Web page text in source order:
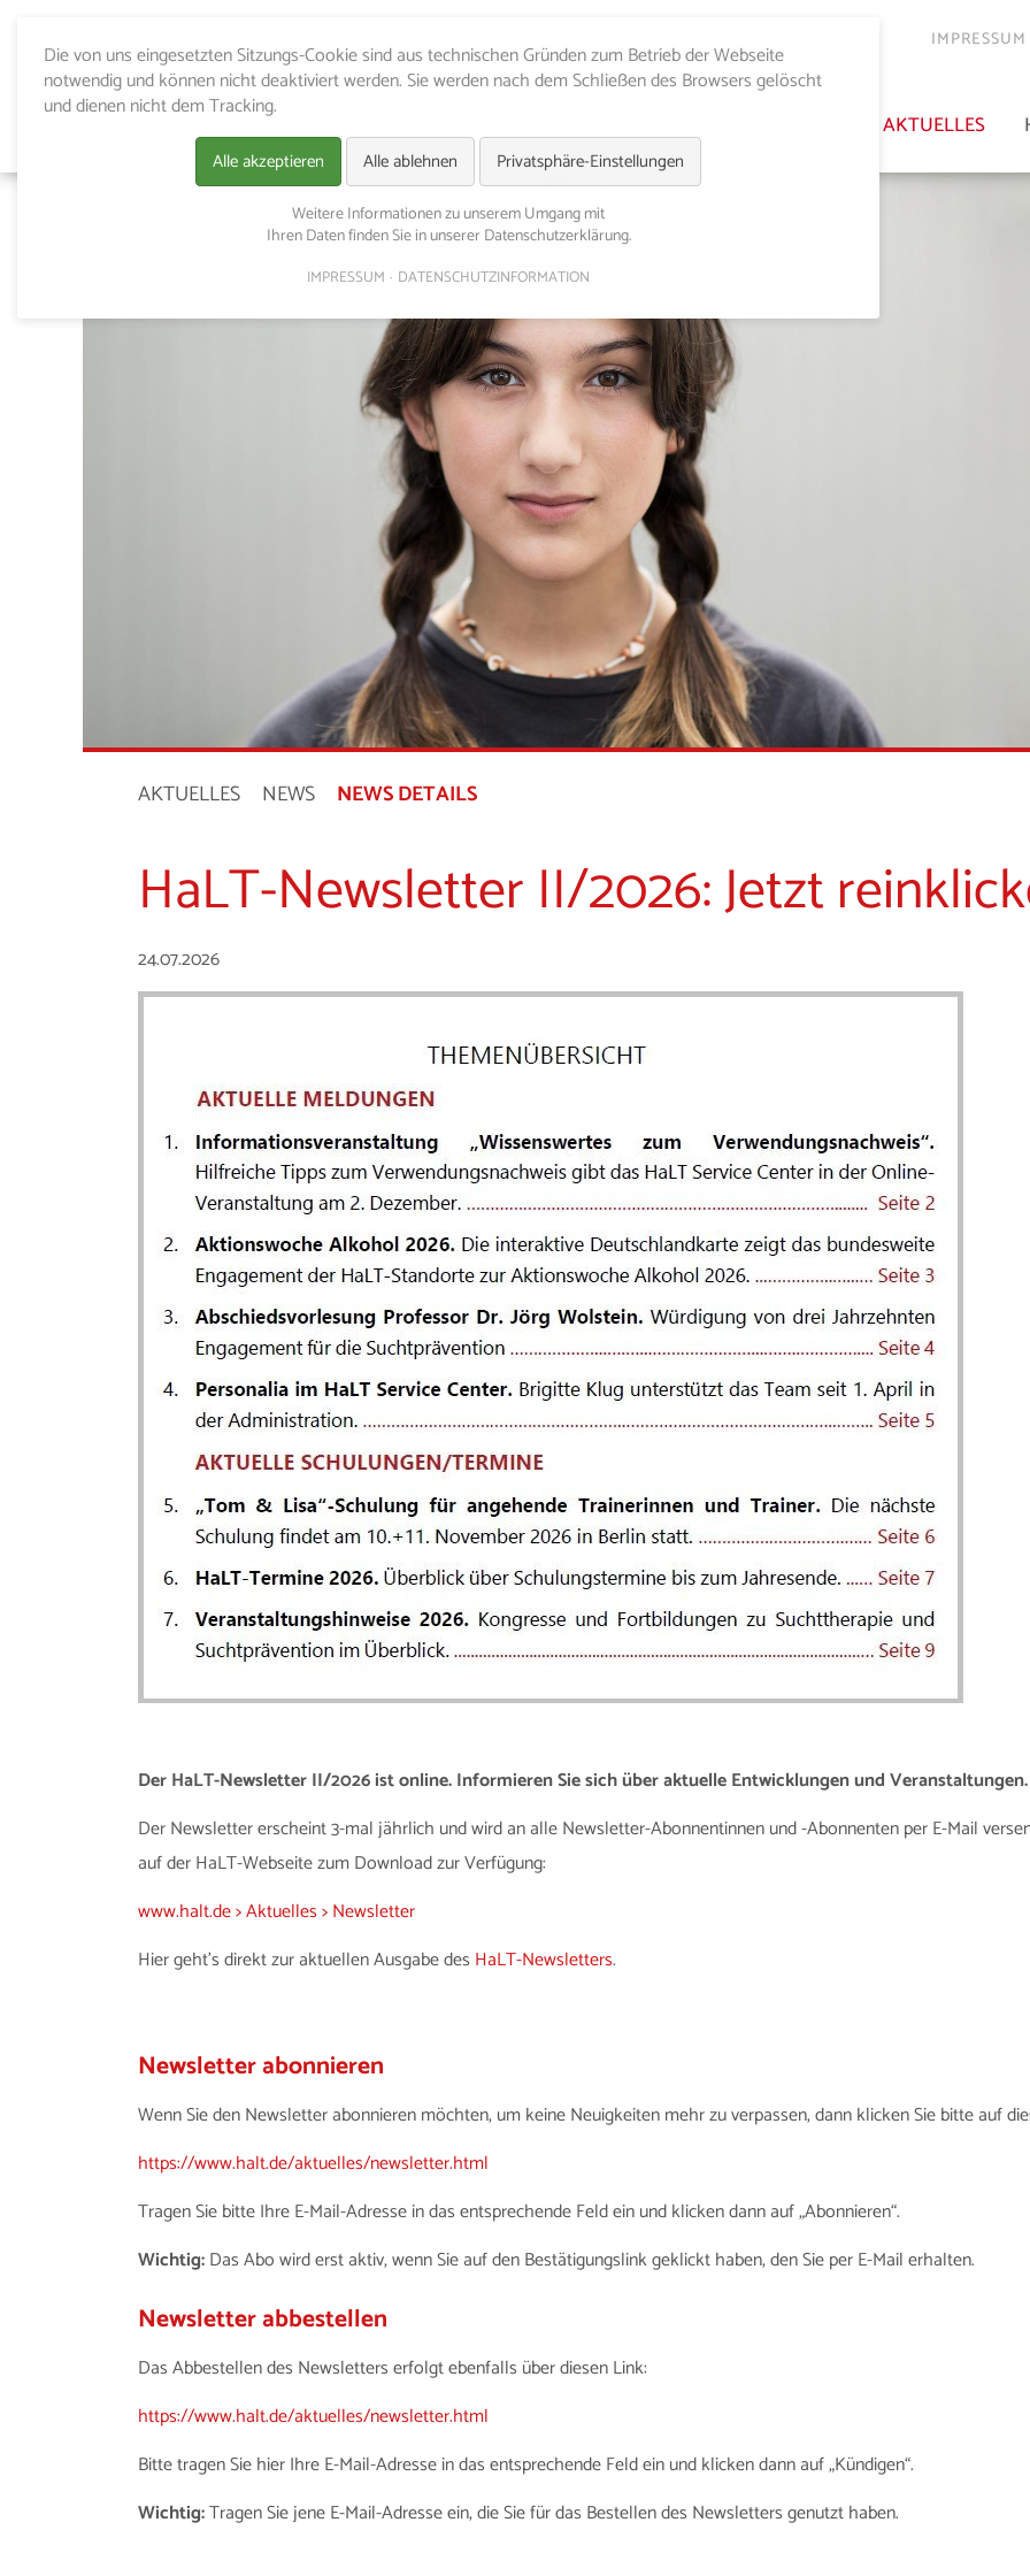
IMPRESSUM
AKTUELLES
AKTUELLES NEWS NEWS DETAILS
HaLT-Newsletter II/2026: Jetzt
24.07.2026
Der HaLT-Newsletter II/2026 ist online. Informieren Sie sich über aktuelle Entwicklungen und Veranstaltungen.
Der Newsletter erscheint 3-mal jährlich und wird an alle Newsletter-Abonnentinnen und -Abonnenten per E-Mail
auf der HaLT-Webseite zum Download zur Verfügung:
www.halt.de > Aktuelles > Newsletter
Hier geht's direkt zur aktuellen Ausgabe des HaLT-Newsletters.
Newsletter abonnieren
Wenn Sie den Newsletter abonnieren möchten, um keine Neuigkeiten mehr zu verpassen, dann klicken Sie bitte auf
https://www.halt.de/aktuelles/newsletter.html
Tragen Sie bitte Ihre E-Mail-Adresse in das entsprechende Feld ein und klicken dann auf „Abonnieren“.
Wichtig:Das Abo wird erst aktiv, wenn Sie auf den Bestätigungslink geklickt haben, den Sie per E-Mail erhalten.
Newsletter abbestellen
Das Abbestellen des Newsletters erfolgt ebenfalls über diesen Link:
https://www.halt.de/aktuelles/newsletter.html
Bitte tragen Sie hier Ihre E-Mail-Adresse in das entsprechende Feld ein und klicken dann auf „Kündigen“.
Wichtig:Tragen Sie jene E-Mail-Adresse ein, die Sie für das Bestellen des Newsletters genutzt haben.
Die von uns eingesetzten Sitzungs-Cookie sind aus technischen Gründen zum Betrieb der Webseite
notwendig und können nicht deaktiviert werden. Sie werden nach dem Schließen des Browsers gelöscht
und dienen nicht dem Tracking.
Alle akzeptieren Alle ablehnen Privatsphäre-Einstellungen
Weitere Informationen zu unserem Umgang mit
Ihren Daten finden Sie in unserer Datenschutzerklärung.
IMPRESSUM DATENSCHUTZINFORMATION